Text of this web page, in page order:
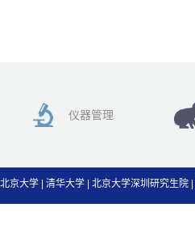
仪器管理
北京大学 清华大学 北京大学深圳研究生院